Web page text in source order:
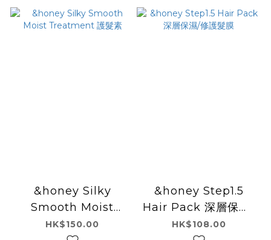
&honey Silky
Smooth Moist
Treatment 護髮素
HK$150.00
&honey Step1.5
Hair Pack 深層保濕/
修護髮膜
HK$108.00